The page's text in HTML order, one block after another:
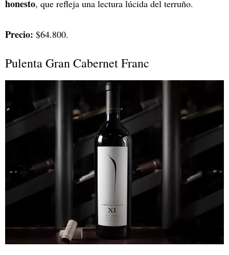
honesto, que refleja una lectura lúcida del terruño.
Precio: $64.800.
Pulenta Gran Cabernet Franc